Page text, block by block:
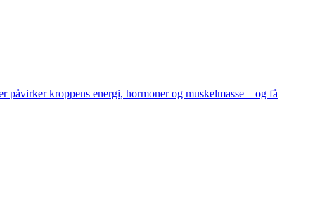
kroppens energi, hormoner og muskelmasse – og få